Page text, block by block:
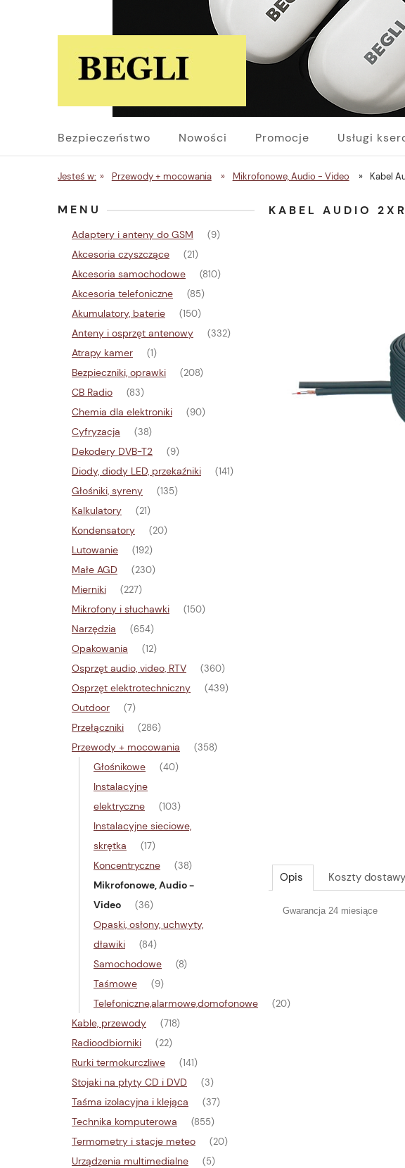
Bezpieczeństwo Nowości Promocje Usługi
Jesteś w: » Przewody + mocowania » Mikrofonowe, Audio - Video » Kabel
MENU
Adaptery i anteny do GSM (9)
Akcesoria czyszczące (21)
Akcesoria samochodowe (810)
Akcesoria telefoniczne (85)
Akumulatory, baterie (150)
Anteny i osprzęt antenowy (332)
Atrapy kamer (1)
Bezpieczniki, oprawki (208)
CB Radio (83)
Chemia dla elektroniki (90)
Cyfryzacja (38)
Dekodery DVB-T2 (9)
Diody, diody LED, przekaźniki (141)
Głośniki, syreny (135)
Kalkulatory (21)
Kondensatory (20)
Lutowanie (192)
Małe AGD (230)
Mierniki (227)
Mikrofony i słuchawki (150)
Narzędzia (654)
Opakowania (12)
Osprzęt audio, video, RTV (360)
Osprzęt elektrotechniczny (439)
Outdoor (7)
Przełączniki (286)
Przewody + mocowania (358)
Głośnikowe (40)
Instalacyjne
elektryczne
(103)
Instalacyjne sieciowe,
skrętka
(17)
Koncentryczne (38)
Mikrofonowe, Audio -
Video
(36)
Opaski, osłony, uchwyty,
dławiki
(84)
Samochodowe (8)
Taśmowe (9)
Telefoniczne,alarmowe,domofonowe (20)
Kable, przewody (718)
Radioodbiorniki (22)
Rurki termokurczliwe (141)
Stojaki na płyty CD i DVD (3)
Taśma izolacyjna i klejąca (37)
Technika komputerowa (855)
Termometry i stacje meteo (20)
Urządzenia multimedialne (5)
KABEL AUDIO
Opis Koszty dostawy
Gwarancja 24 miesiące